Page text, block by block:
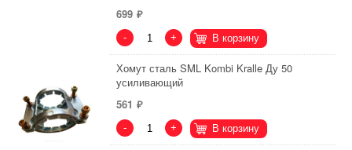
699
- + В корзину
Хомут сталь SML Kombi Kralle Ду 50
усиливающий
561
- + В корзину